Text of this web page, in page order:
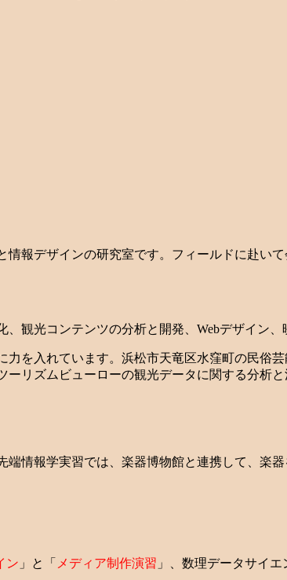
情報デザインの研究室です。フィールドに赴い
観光コンテンツの分析と開発、Webデザイン
力を入れています。浜松市天竜区水窪町の民俗
リズムビューローの観光データに関する分析と
端情報学実習では、楽器博物館と連携して、
ン 」と「 メディア制作演習 」、数理データサイエ